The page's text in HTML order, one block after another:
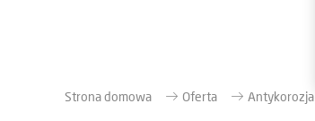
Strona domowa Oferta Antykorozja